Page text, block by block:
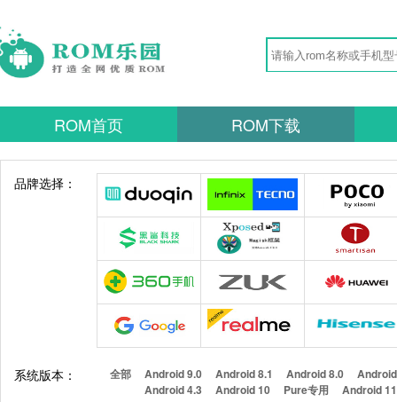
ROM首页 ROM下载
品牌选择：
系统版本： 全部 Android 9.0 Android 8.1 Android 8.0
Android 4.3
Android 10 Pure专用 Android 11